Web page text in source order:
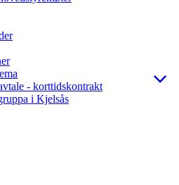
- korttidskontrakt
i Kjelsås